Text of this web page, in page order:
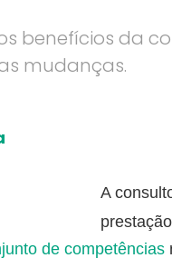
benefícios da
mudanças.
A
de competências